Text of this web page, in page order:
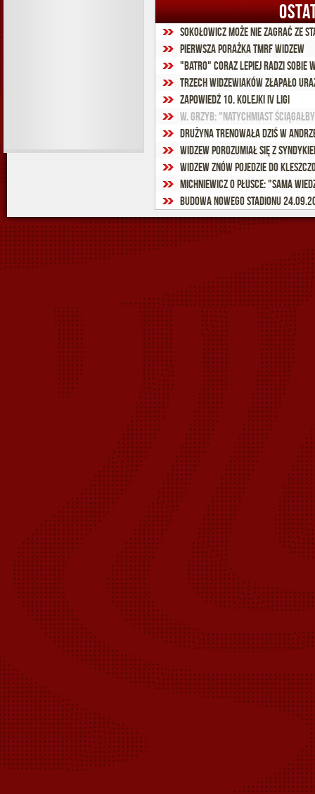
Sokołowicz może nie zagrać ze
Pierwsza porażka TMRF Widzew
"Batro" coraz lepiej radzi sobie
Trzech widzewiaków złapało
Zapowiedź 10. kolejki IV ligi
W. Grzyb: "Natychmiast
Drużyna trenowała dziś w
Widzew porozumiał się z
Widzew znów pojedzie do
Budowa nowego stadionu